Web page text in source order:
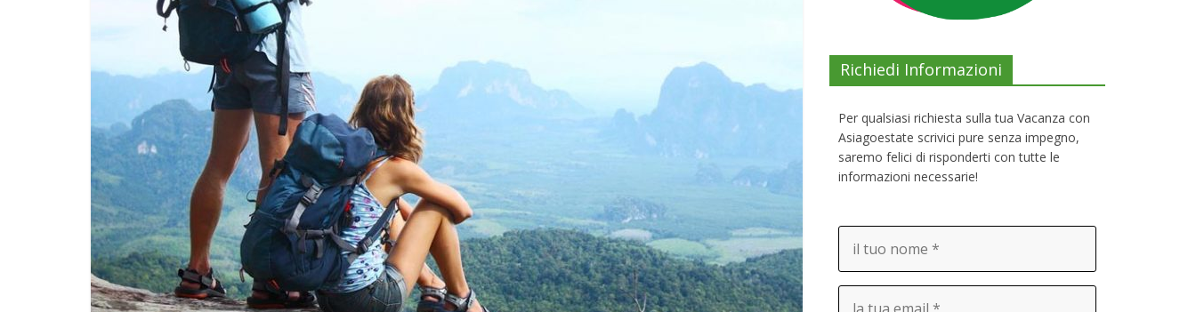
Richiedi Informazioni
Per qualsiasi richiesta sulla tua Vacanza con
Asiagoestate scrivici pure senza impegno,
saremo felici di risponderti con tutte le
informazioni necessarie!